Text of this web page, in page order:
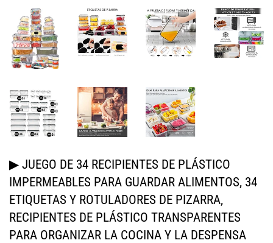
▶ JUEGO DE 34 RECIPIENTES DE PLÁSTICO
IMPERMEABLES PARA GUARDAR ALIMENTOS, 34
ETIQUETAS Y ROTULADORES DE PIZARRA,
RECIPIENTES DE PLÁSTICO TRANSPARENTES
PARA ORGANIZAR LA COCINA Y LA DESPENSA